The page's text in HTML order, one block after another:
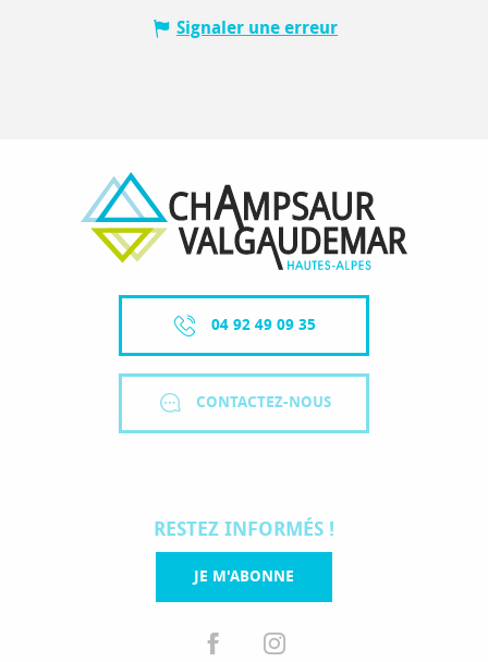
Signaler une erreur
04 92 49 09 35
CONTACTEZ-NOUS
RESTEZ INFORMÉS !
JE M'ABONNE